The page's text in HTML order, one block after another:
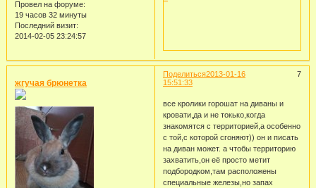
Провел на форуме:
19 часов 32 минуты
Последний визит:
2014-02-05 23:24:57
Поделиться 7
2013-01-16
15:51:33
жгучая брюнетка
все кролики горошат на диваны и
кровати,да и не токько,когда
знакомятся с территорией,а особенно
с той,с которой сгоняют)) он и писать
на диван может. а чтобы территорию
захватить,он её просто метит
подбородком,там расположены
специальные железы,но запах